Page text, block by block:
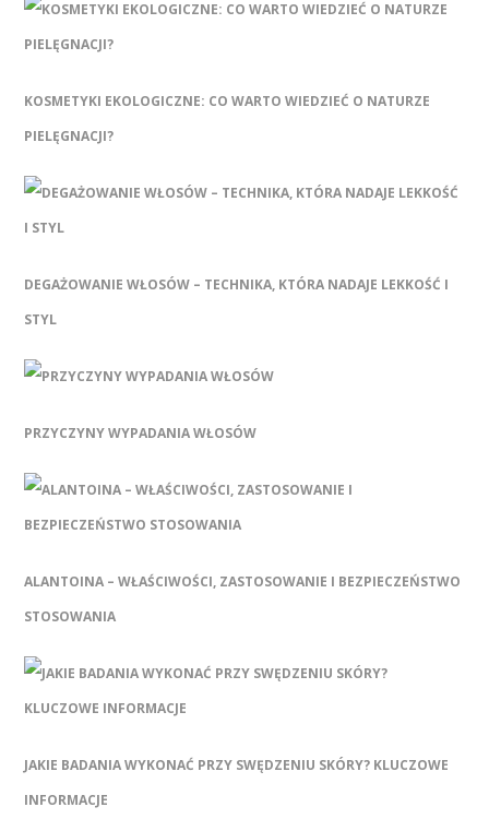
KOSMETYKI EKOLOGICZNE: CO WARTO WIEDZIEĆ O NATURZE
PIELĘGNACJI?
DEGAŻOWANIE WŁOSÓW – TECHNIKA, KTÓRA NADAJE LEKKOŚĆ I
STYL
PRZYCZYNY WYPADANIA WŁOSÓW
ALANTOINA – WŁAŚCIWOŚCI, ZASTOSOWANIE I BEZPIECZEŃSTWO
STOSOWANIA
JAKIE BADANIA WYKONAĆ PRZY SWĘDZENIU SKÓRY? KLUCZOWE
INFORMACJE